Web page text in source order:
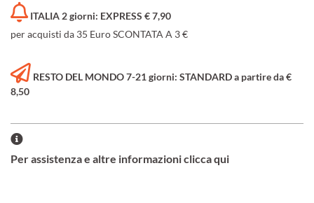
ITALIA 2 giorni: EXPRESS € 7,90
per acquisti da 35 Euro SCONTATA A 3 €
RESTO DEL MONDO 7-21 giorni: STANDARD a partire da €
8,50
Per assistenza e altre informazioni clicca qui